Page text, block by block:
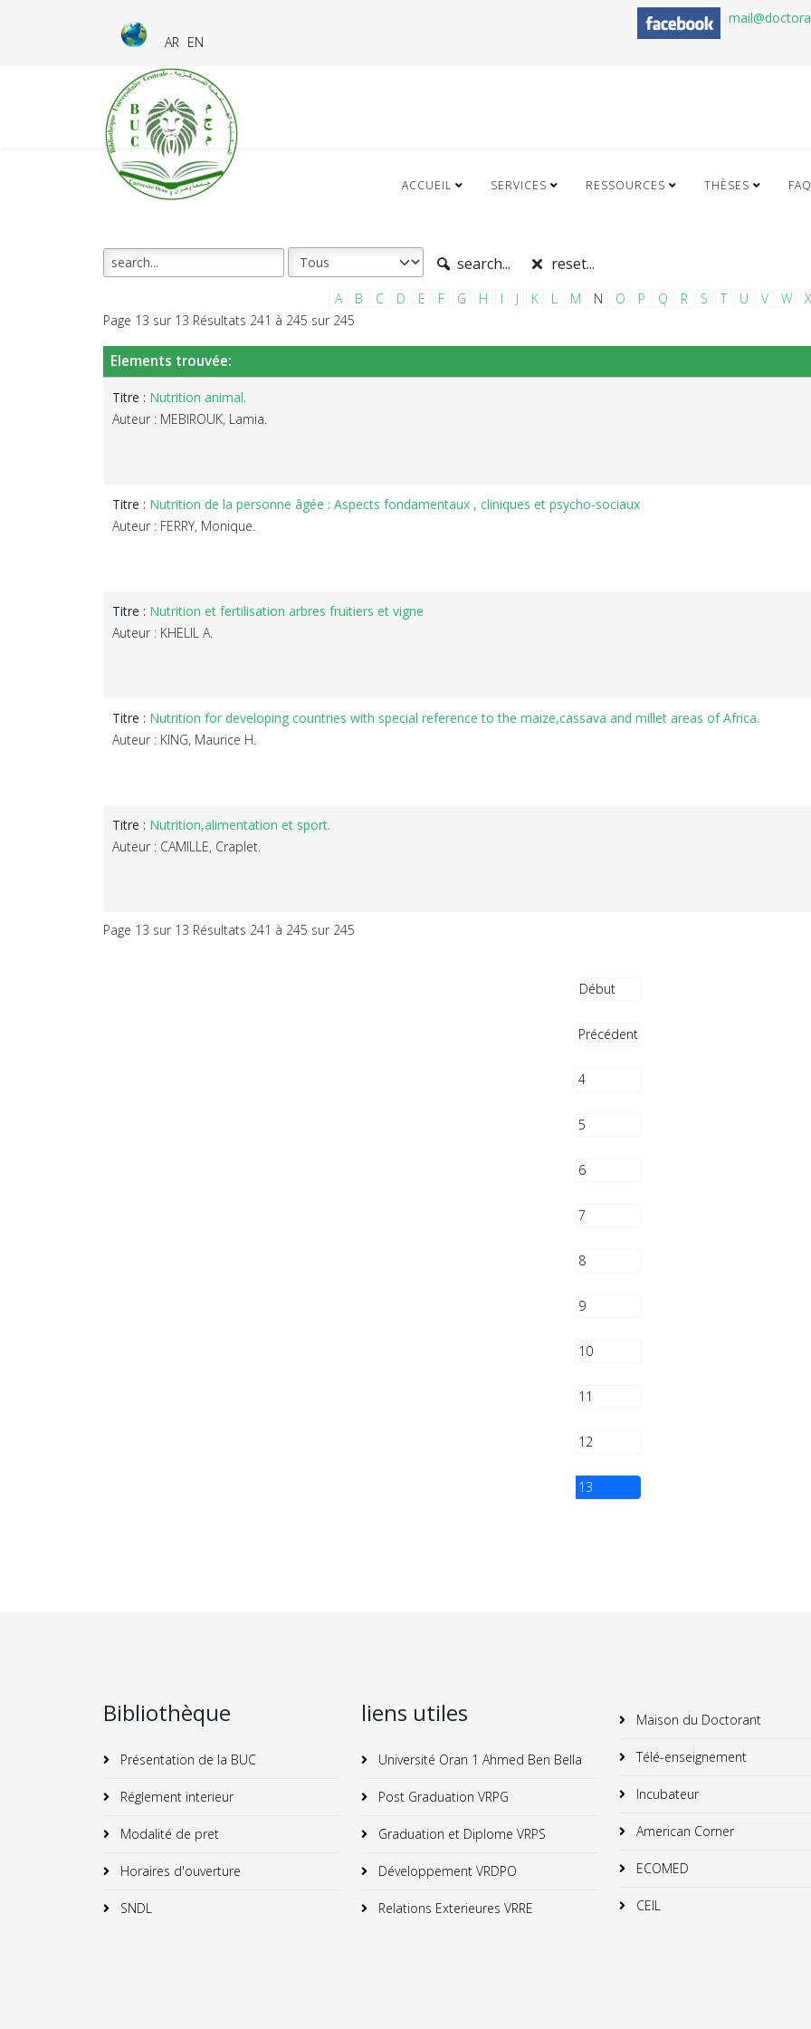
AR EN
ACCUEIL SERVICES RESSOURCES THÈSES FAQ
search... reset...
A B C D E F G H I J K L M N O P Q R S T U V W X
Page 13 sur 13 Résultats 241 à 245 sur 245
Elements trouvée:
Titre : Nutrition animal.
Auteur : MEBIROUK, Lamia.
Titre : Nutrition de la personne âgée : Aspects fondamentaux , cliniques et psycho-sociaux
Auteur : FERRY, Monique.
Titre : Nutrition et fertilisation arbres fruitiers et vigne
Auteur : KHELIL A.
Titre : Nutrition for developing countries with special reference to the maize,cassava and millet areas of Africa.
Auteur : KING, Maurice H.
Titre : Nutrition,alimentation et sport.
Auteur : CAMILLE, Craplet.
Page 13 sur 13 Résultats 241 à 245 sur 245
Début
Précédent
4
5
6
7
8
9
10
11
12
13
Bibliothèque
Présentation de la BUC
Réglement interieur
Modalité de pret
Horaires d'ouverture
SNDL
liens utiles
Université Oran 1 Ahmed Ben Bella
Post Graduation VRPG
Graduation et Diplome VRPS
Développement VRDPO
Relations Exterieures VRRE
Maison du Doctorant
Télé-enseignement
Incubateur
American Corner
ECOMED
CEIL